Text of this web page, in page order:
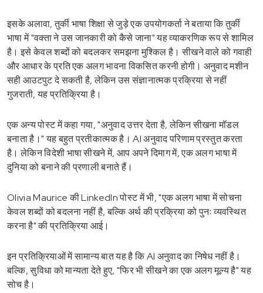
इसके अलावा, तुर्की भाषा शिक्षा से जुड़े एक उपयोगकर्ता ने बताया कि तुर्की
भाषा में "वक्ता ने उस जानकारी को कैसे जाना" यह व्याकरणिक रूप से शामिल
है। इसे केवल शब्दों को बदलकर समझना मुश्किल है। सीखने वाले को गवाही
और आधार के प्रति एक अलग भावना विकसित करनी होगी। अनुवाद मशीन
सही आउटपुट दे सकती है, लेकिन उस संज्ञानात्मक प्रक्रिया से नहीं
गुजराती, यह प्रतिक्रिया है।
एक अन्य पोस्ट में कहा गया, "अनुवाद उत्तर देता है, लेकिन सीखना मॉडल
बनाता है।" यह बहुत प्रतीकात्मक है। AI अनुवाद परिणाम प्रस्तुत करता
है। लेकिन विदेशी भाषा सीखने में, आप अपने दिमाग में, एक अलग भाषा में
दुनिया को बनाने की प्रणाली बनाते हैं।
Olivia Maurice की LinkedIn पोस्ट में भी, "एक अलग भाषा में सोचना
केवल शब्दों को बदलना नहीं है, बल्कि अर्थ की प्रक्रिया को पुनः व्यवस्थित
करना है" की प्रतिक्रिया आई।
इन प्रतिक्रियाओं में सामान्य बात यह है कि AI अनुवाद का निषेध नहीं है।
बल्कि, सुविधा को मान्यता देते हुए, "फिर भी सीखने का एक अलग मूल्य है" यह
सोच है।